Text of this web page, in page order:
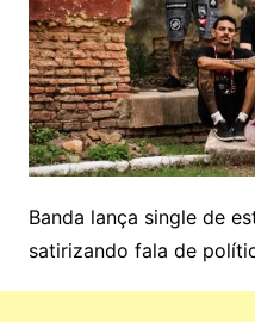
Banda lança single de
satirizando fala de